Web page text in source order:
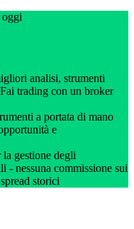
analisi, strumenti
trading con un broker
a portata di mano
e
gestione degli
- nessuna commissione sui
storici